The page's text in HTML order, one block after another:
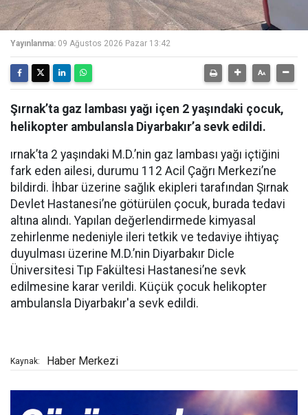
Yayınlanma: 09 Ağustos 2026 Pazar 13:42
Şırnak’ta gaz lambası yağı içen 2 yaşındaki çocuk,
helikopter ambulansla Diyarbakır’a sevk edildi.
ırnak’ta 2 yaşındaki M.D.’nin gaz lambası yağı içtiğini
fark eden ailesi, durumu 112 Acil Çağrı Merkezi’ne
bildirdi. İhbar üzerine sağlık ekipleri tarafından Şırnak
Devlet Hastanesi’ne götürülen çocuk, burada tedavi
altına alındı. Yapılan değerlendirmede kimyasal
zehirlenme nedeniyle ileri tetkik ve tedaviye ihtiyaç
duyulması üzerine M.D.’nin Diyarbakır Dicle
Üniversitesi Tıp Fakültesi Hastanesi’ne sevk
edilmesine karar verildi. Küçük çocuk helikopter
ambulansla Diyarbakır'a sevk edildi.
Kaynak: Haber Merkezi